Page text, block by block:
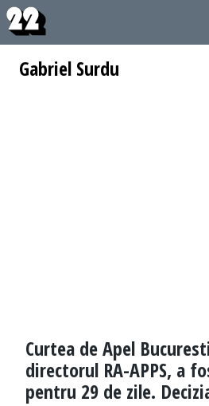
Gabriel Surdu
Curtea de Apel
directorul RA-APPS, a
pentru 29 de zile.